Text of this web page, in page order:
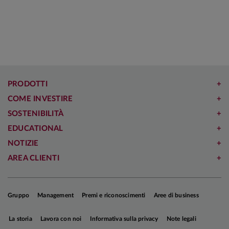
La classifica “
Companies 2026
aziende in 28 Paesi per le proprie performance in
materia di sostenibilità ambientale
graduatoria si basa su un'analisi approfondita dei
GIST Impact e Plant-A Insights Group.
Lo studio si fonda su un'ampia valutazione di
PRODOTTI
COME INVESTIRE
SOSTENIBILITÀ
EDUCATIONAL
NOTIZIE
AREA CLIENTI
Gruppo Management Premi e riconoscimenti Aree di business
La storia Lavora con noi Informativa sulla privacy Note legali